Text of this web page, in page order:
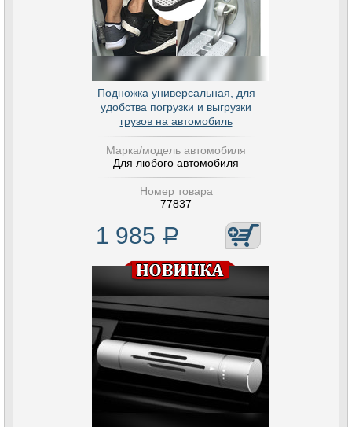
Подножка универсальная, для
удобства погрузки и выгрузки
грузов на автомобиль
Марка/модель автомобиля
Для любого автомобиля
Номер товара
77837
1 985 Р